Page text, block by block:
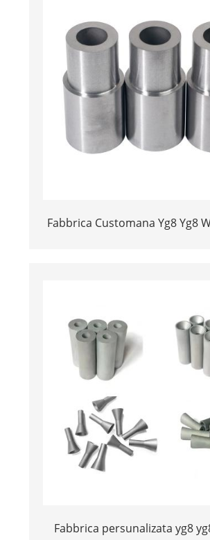
Fabbrica Customana Yg8 Yg8
Fabbrica persunalizata yg8